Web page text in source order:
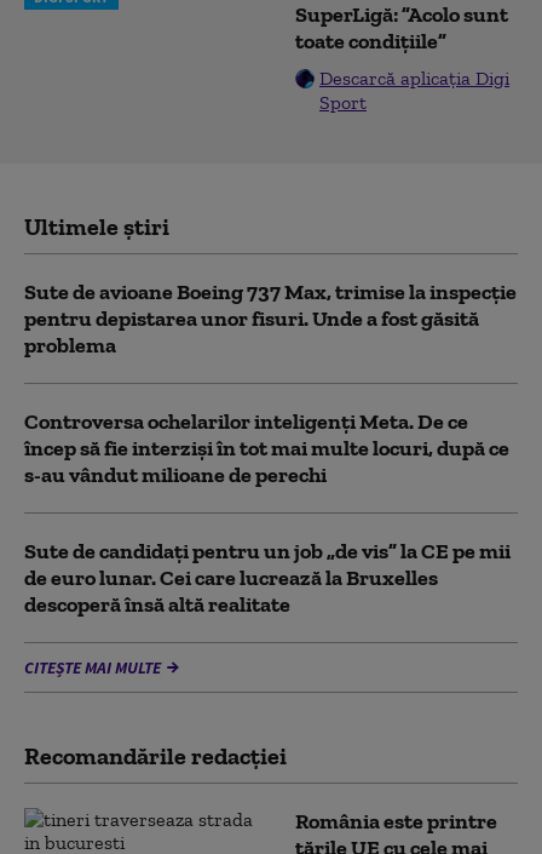
SuperLigă: ”Acolo sunt
toate condițiile”
Descarcă aplicația Digi
Sport
Ultimele știri
Sute de avioane Boeing 737 Max, trimise la inspecție
pentru depistarea unor fisuri. Unde a fost găsită
problema
Controversa ochelarilor inteligenți Meta. De ce
încep să fie interziși în tot mai multe locuri, după ce
s-au vândut milioane de perechi
Sute de candidați pentru un job „de vis” la CE pe mii
de euro lunar. Cei care lucrează la Bruxelles
descoperă însă altă realitate
CITEȘTE MAI MULTE
Recomandările redacţiei
România este printre
țările UE cu cele mai